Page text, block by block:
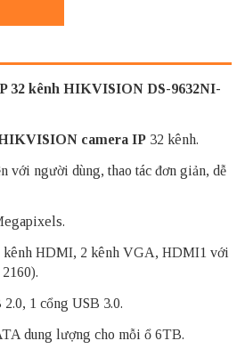
32 kênh HIKVISION DS-9632NI-
camera IP 32 kênh.
người dùng, thao tác đơn giản, dễ
HDMI, 2 kênh VGA, HDMI1 với
1 cổng USB 3.0.
dung lượng cho mỗi ổ 6TB.